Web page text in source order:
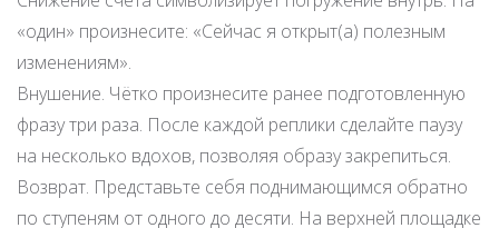
«один» произнесите: «Сейчас я открыт(а) полезным
изменениям».
Внушение. Чётко произнесите ранее подготовленную
фразу три раза. После каждой реплики сделайте паузу
на несколько вдохов, позволяя образу закрепиться.
Возврат. Представьте себя поднимающимся обратно
по ступеням от одного до десяти. На верхней площадке